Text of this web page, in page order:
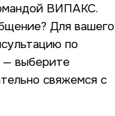
ВИПАКС.
Для вашего
по
— выберите
свяжемся с